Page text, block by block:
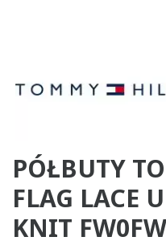
PÓŁBUTY
FLAG LACE
KNIT